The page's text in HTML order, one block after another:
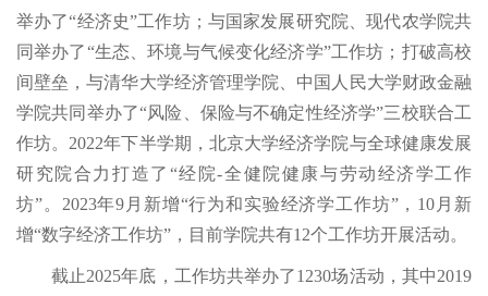
举办了“经济史”工作坊；与国家发展研究院、现代农学院共
同举办了“生态、环境与气候变化经济学”工作坊；打破高校
间壁垒，与清华大学经济管理学院、中国人民大学财政金融
学院共同举办了“风险、保险与不确定性经济学”三校联合工
作坊。2022年下半学期，北京大学经济学院与全球健康发展
研究院合力打造了“经院-全健院健康与劳动经济学工作
坊”。2023年9月新增“行为和实验经济学工作坊”，10月新
增“数字经济工作坊”，目前学院共有12个工作坊开展活动。
截止2025年底，工作坊共举办了1230场活动，其中2019